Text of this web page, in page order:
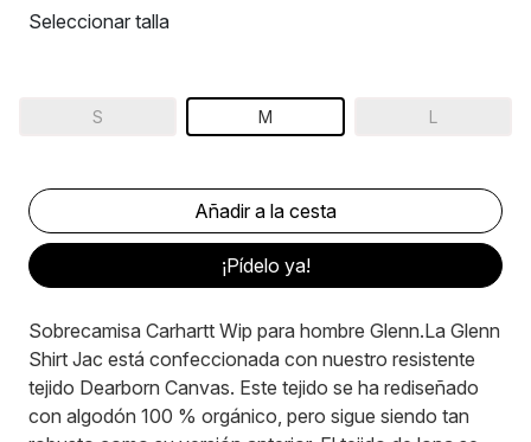
Seleccionar talla
S M L
¡Pídelo ya!
Sobrecamisa Carhartt Wip para hombre Glenn.La Glenn
Shirt Jac está confeccionada con nuestro resistente
tejido Dearborn Canvas. Este tejido se ha rediseñado
con algodón 100 % orgánico, pero sigue siendo tan